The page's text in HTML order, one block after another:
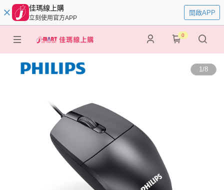
佳瑪線上購
立刻使用官方APP
開啟APP
0
1/8